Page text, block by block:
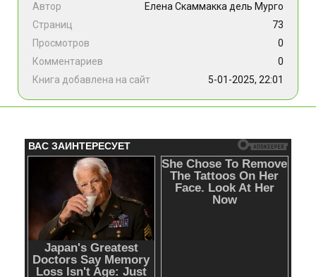
Автор
Елена Скаммакка дель Мурго
Страниц
73
Просмотров
0
Комментариев
0
Книга добавлена на сайт
5-01-2025, 22:01